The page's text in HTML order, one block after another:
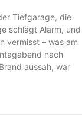
Tiefgarage, die
schlägt Alarm, und
vermisst – was am
nach
aussah, war